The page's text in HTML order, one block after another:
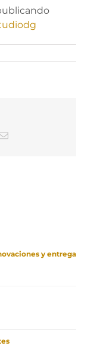
Correo
y entrega